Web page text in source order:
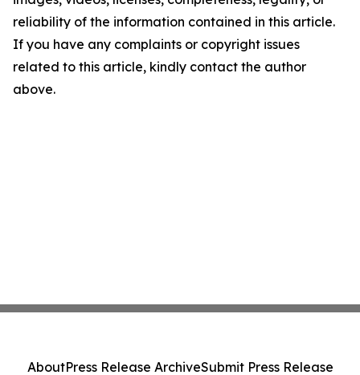
reliability of the information contained in this article.
If you have any complaints or copyright issues
related to this article, kindly contact the author
above.
AboutPress Release ArchiveSubmit Press Release